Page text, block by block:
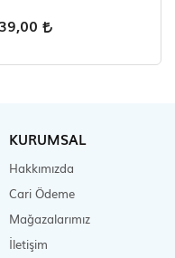
KURUMSAL
Hakkımızda
Cari Ödeme
Mağazalarımız
İletişim